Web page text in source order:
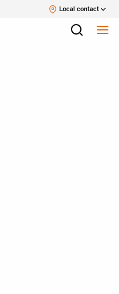
Local contact